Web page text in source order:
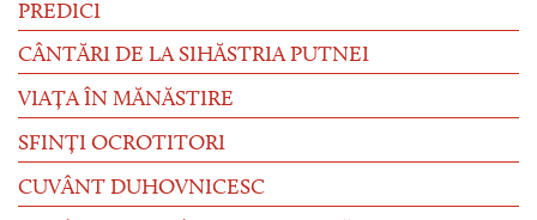
PREDICI
CÂNTĂRI DE LA SIHĂSTRIA PUTNEI
VIAȚA ÎN MĂNĂSTIRE
SFINȚI OCROTITORI
CUVÂNT DUHOVNICESC